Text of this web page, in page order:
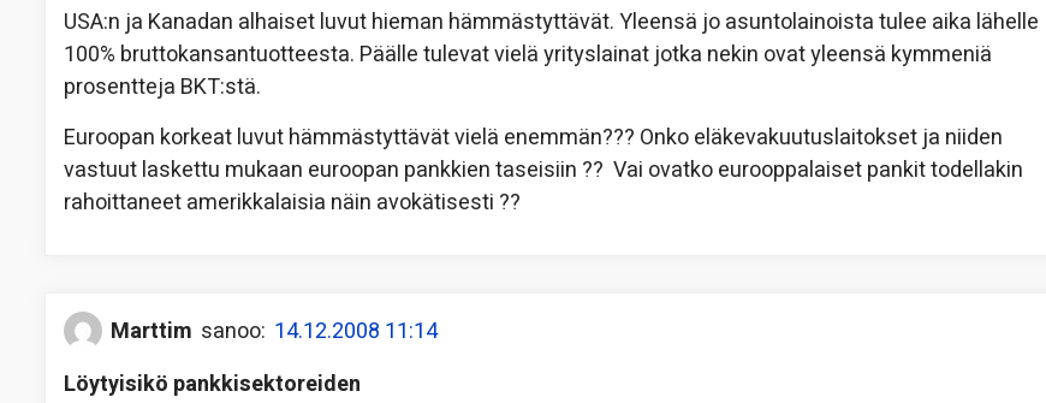
USA:n ja Kanadan alhaiset luvut hieman hämmästyttävät. Yleensä jo asuntolainoista tulee aika lähelle
100% bruttokansantuotteesta. Päälle tulevat vielä yrityslainat jotka nekin ovat yleensä kymmeniä
prosentteja BKT:stä.
Euroopan korkeat luvut hämmästyttävät vielä enemmän??? Onko eläkevakuutuslaitokset ja niiden
vastuut laskettu mukaan euroopan pankkien taseisiin ?? Vai ovatko eurooppalaiset pankit todellakin
rahoittaneet amerikkalaisia näin avokätisesti ??
Marttim sanoo: 14.12.2008 11:14
Löytyisikö pankkisektoreiden